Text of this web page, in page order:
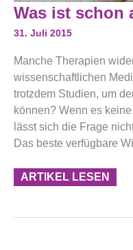
Was ist schon
31. Juli 2015
Manche Therapien
wissenschaftlichen
trotzdem Studien, um
können? Wenn es
lässt sich die Frage
Das beste verfügbare
Was
Ist
Schon
Absurd?
ARTIKEL LESEN